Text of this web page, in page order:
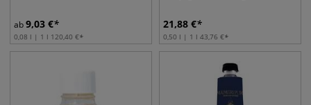
ab9,03 €
0,08 l | 1 l 120,40 €
21,88 €
0,50 l | 1 l 43,76 €